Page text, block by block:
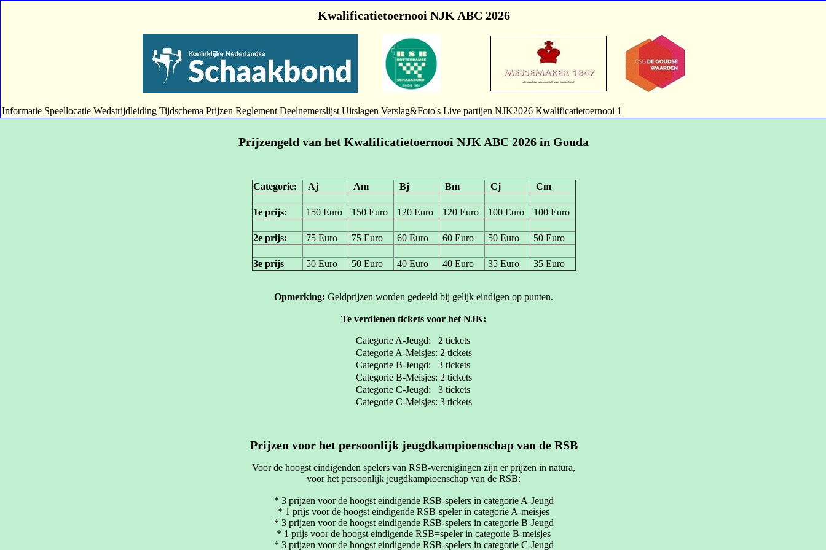
Prijzengeld van het Kwalificatietoernooi NJK ABC 2026 in Gouda
Categorie: Aj Am Bj Bm Cj Cm
1e prijs: 150 Euro 150 Euro 120 Euro 120 Euro 100 Euro 100 Euro
2e prijs: 75 Euro 75 Euro 60 Euro 60 Euro 50 Euro 50 Euro
3e prijs 50 Euro 50 Euro 40 Euro 40 Euro 35 Euro 35 Euro
Opmerking: Geldprijzen worden gedeeld bij gelijk eindigen op punten.
Te verdienen tickets voor het NJK:
Categorie A-Jeugd: 2 tickets
Categorie A-Meisjes: 2 tickets
Categorie B-Jeugd: 3 tickets
Categorie B-Meisjes: 2 tickets
Categorie C-Jeugd: 3 tickets
Categorie C-Meisjes: 3 tickets
Prijzen voor het persoonlijk jeugdkampioenschap van de RSB
Voor de hoogst eindigenden spelers van RSB-verenigingen zijn er prijzen in natura,
voor het persoonlijk jeugdkampioenschap van de RSB:
* 3 prijzen voor de hoogst eindigende RSB-spelers in categorie A-Jeugd
* 1 prijs voor de hoogst eindigende RSB-speler in categorie A-meisjes
* 3 prijzen voor de hoogst eindigende RSB-spelers in categorie B-Jeugd
* 1 prijs voor de hoogst eindigende RSB=speler in categorie B-meisjes
* 3 prijzen voor de hoogst eindigende RSB-spelers in categorie C-Jeugd
Kwalificatietoernooi NJK ABC 2026
Informatie Speellocatie Wedstrijdleiding Tijdschema Prijzen Reglement Deelnemerslijst Uitslagen Verslag&Foto's Live partijen NJK2026 Kwalificatietoernooi 1